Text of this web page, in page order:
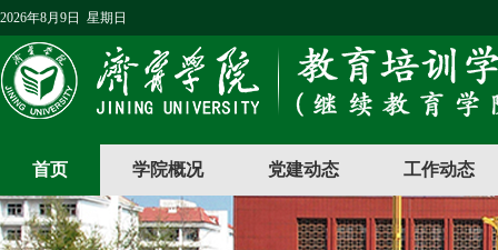
2026年8月9日 星期日
首页 学院概况 党建动态 工作动态